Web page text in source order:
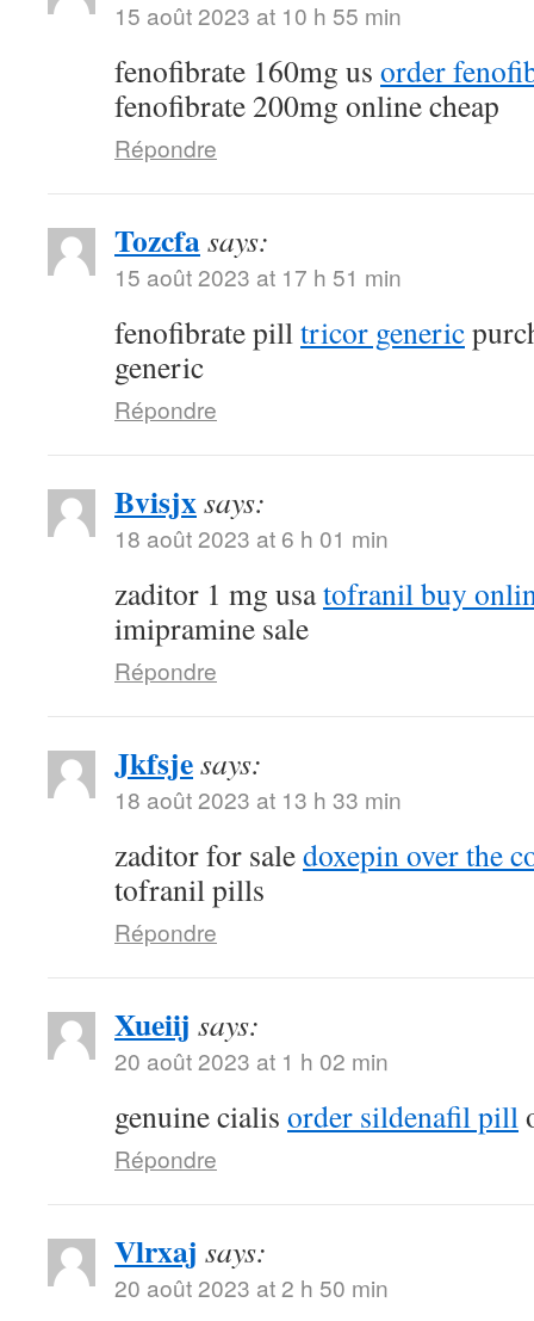
15 août 2023 at 10 h 55 min
fenofibrate 160mg us order
fenofibrate 200mg online cheap
Répondre
Tozcfasays:
15 août 2023 at 17 h 51 min
fenofibrate pilltricor generic
generic
Répondre
Bvisjxsays:
18 août 2023 at 6 h 01 min
zaditor 1 mg usatofranil buy
imipramine sale
Répondre
Jkfsjesays:
18 août 2023 at 13 h 33 min
zaditor for saledoxepin over the
tofranil pills
Répondre
Xueiij says:
20 août 2023 at 1 h 02 min
genuine cialis order sildenafil pill
Répondre
Vlrxaj says:
20 août 2023 at 2 h 50 min